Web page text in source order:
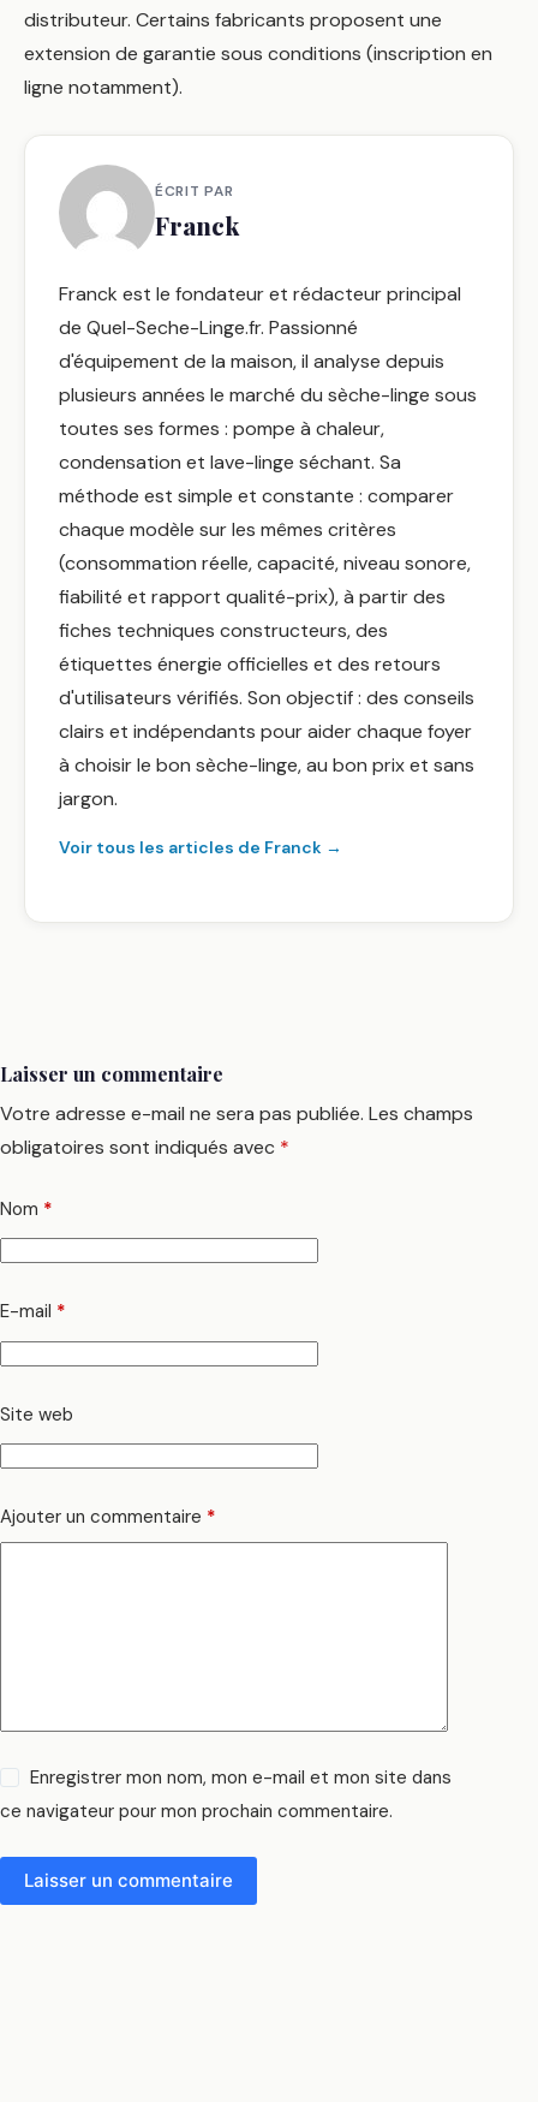
distributeur. Certains fabricants proposent une
extension de garantie sous conditions (inscription en
ligne notamment).
ÉCRIT PAR
Franck
Franck est le fondateur et rédacteur principal
de Quel-Seche-Linge.fr. Passionné
d'équipement de la maison, il analyse depuis
plusieurs années le marché du sèche-linge sous
toutes ses formes : pompe à chaleur,
condensation et lave-linge séchant. Sa
méthode est simple et constante : comparer
chaque modèle sur les mêmes critères
(consommation réelle, capacité, niveau sonore,
fiabilité et rapport qualité-prix), à partir des
fiches techniques constructeurs, des
étiquettes énergie officielles et des retours
d'utilisateurs vérifiés. Son objectif : des conseils
clairs et indépendants pour aider chaque foyer
à choisir le bon sèche-linge, au bon prix et sans
jargon.
Voir tous les articles de Franck →
Laisser un commentaire
Votre adresse e-mail ne sera pas publiée. Les champs
obligatoires sont indiqués avec *
Nom *
E-mail *
Site web
Ajouter un commentaire *
Enregistrer mon nom, mon e-mail et mon site dans
ce navigateur pour mon prochain commentaire.
Laisser un commentaire